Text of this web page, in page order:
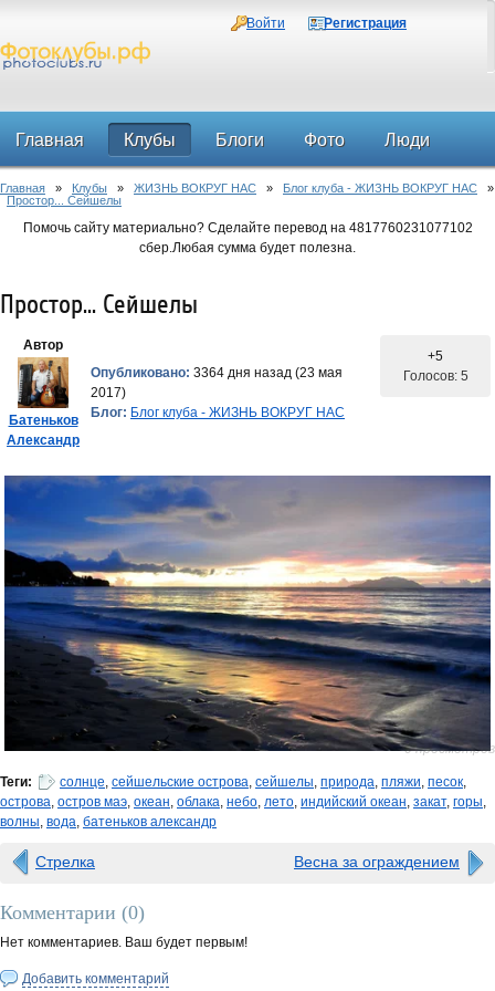
Войти Регистрация
Главная Клубы Блоги Фото Люди
Форум
Главная » Клубы » ЖИЗНЬ ВОКРУГ НАС » Блог клуба - ЖИЗНЬ ВОКРУГ НАС »
Простор... Сейшелы
Помочь сайту материально? Сделайте перевод на 4817760231077102
сбер.Любая сумма будет полезна.
Простор... Сейшелы
Автор
Батеньков
Александр
Опубликовано: 3364 дня назад (23 мая
2017)
Блог: Блог клуба - ЖИЗНЬ ВОКРУГ НАС
+5
Голосов: 5
0 просмотров
Теги: солнце, сейшельские острова, сейшелы, природа, пляжи, песок,
острова, остров маэ, океан, облака, небо, лето, индийский океан, закат, горы,
волны, вода, батеньков александр
Стрелка Весна за ограждением
Комментарии (0)
Нет комментариев. Ваш будет первым!
Добавить комментарий